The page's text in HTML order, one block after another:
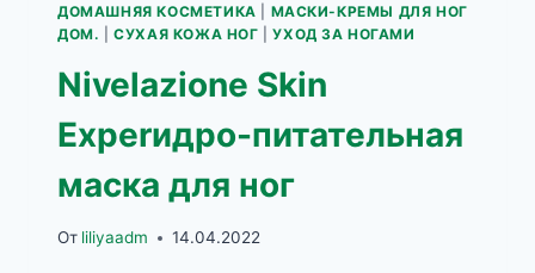
ДОМАШНЯЯ КОСМЕТИКА
МАСКИ-КРЕМЫ ДЛЯ НОГ
ДОМ. |СУХАЯ КОЖА НОГ |УХОД ЗА НОГАМИ
Nivelazione Skin
Experидро-питательная
маска для ног
От liliyaadm 14.04.2022